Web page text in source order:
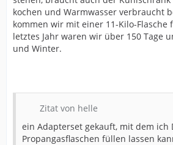
kochen und Warmwasser verbraucht
kommen wir mit einer 11-Kilo-Flasche
letztes Jahr waren wir über 150 Tage
und Winter.
Zitat von helle
ein Adapterset gekauft, mit dem ich
Propangasflaschen füllen lassen